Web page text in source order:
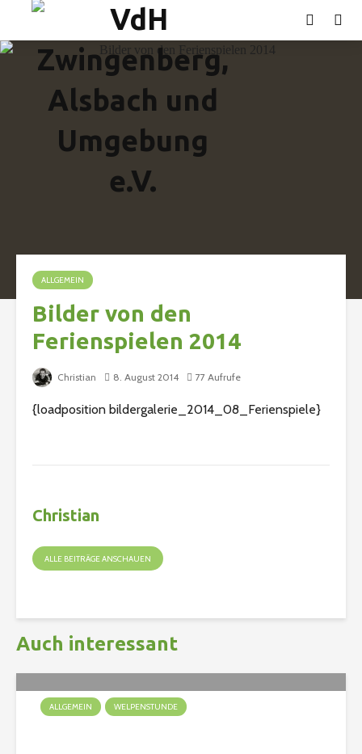
ALLGEMEIN
Bilder von den
Ferienspielen 2014
Christian 8. August 2014 77 Aufrufe
{loadposition bildergalerie_2014_08_Ferienspiele}
Christian
ALLE BEITRÄGE ANSCHAUEN
Auch interessant
ALLGEMEIN WELPENSTUNDE